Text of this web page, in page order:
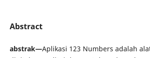
Abstract
abstrak—Aplikasi 123 Numbers adalah